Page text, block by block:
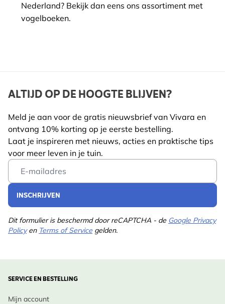
Nederland? Bekijk dan eens ons assortiment met
vogelboeken.
ALTIJD OP DE HOOGTE BLIJVEN?
Meld je aan voor de gratis nieuwsbrief van Vivara en
ontvang 10% korting op je eerste bestelling.
Laat je inspireren met nieuws, acties en praktische tips
voor meer leven in je tuin.
Email Address
INSCHRIJVEN
Dit formulier is beschermd door reCAPTCHA - de Google Privacy
Policyen Terms of Service gelden.
SERVICE EN BESTELLING
Mijn account